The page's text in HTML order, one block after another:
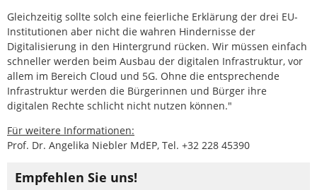
Gleichzeitig sollte solch eine feierliche Erklärung der drei EU-
Institutionen aber nicht die wahren Hindernisse der
Digitalisierung in den Hintergrund rücken. Wir müssen einfach
schneller werden beim Ausbau der digitalen Infrastruktur, vor
allem im Bereich Cloud und 5G. Ohne die entsprechende
Infrastruktur werden die Bürgerinnen und Bürger ihre
digitalen Rechte schlicht nicht nutzen können."
Für weitere Informationen:
Prof. Dr. Angelika Niebler MdEP, Tel. +32 228 45390
Empfehlen Sie uns!